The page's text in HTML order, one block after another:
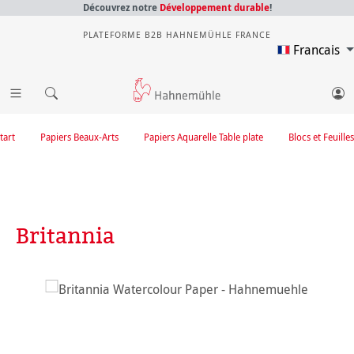
Découvrez notre Développement durable!
PLATEFORME B2B HAHNEMÜHLE FRANCE
Francais
Blocs et Feuilles
Papiers Aquarelle Table plate
Papiers Beaux-Arts
Britannia
Ignorer la galerie d'images